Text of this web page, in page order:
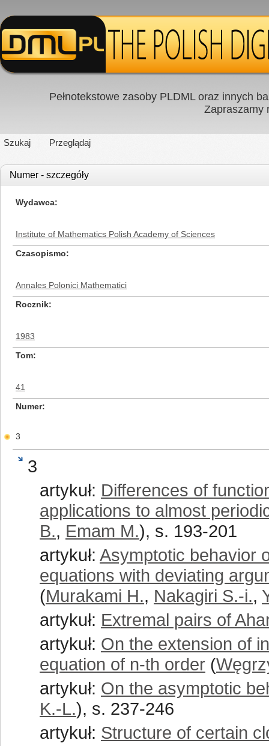
Pełnotekstowe zasoby PLDML oraz innych
Zapraszamy
Szukaj Przeglądaj
Numer - szczegóły
Wydawca
Institute of Mathematics Polish Academy of Sciences
Czasopismo
Annales Polonici Mathematici
Rocznik
1983
Tom
41
Numer
3
3
artykuł: Differences of
applications to almost
B., Emam M.), s. 193-201
artykuł: Asymptotic behavior
equations with deviating
(Murakami H., Nakagiri S.-i.,
artykuł: Extremal pairs of
artykuł: On the extension of
equation of n-th order (
artykuł: On the asymptotic
K.-L.), s. 237-246
artykuł: Structure of certain